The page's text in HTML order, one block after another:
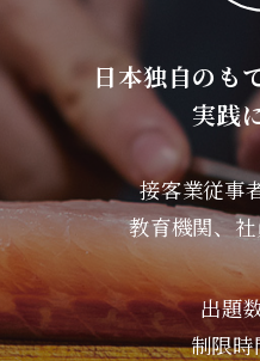
日本独自のも
実践
接客業従事
教育機関、
出題
制限